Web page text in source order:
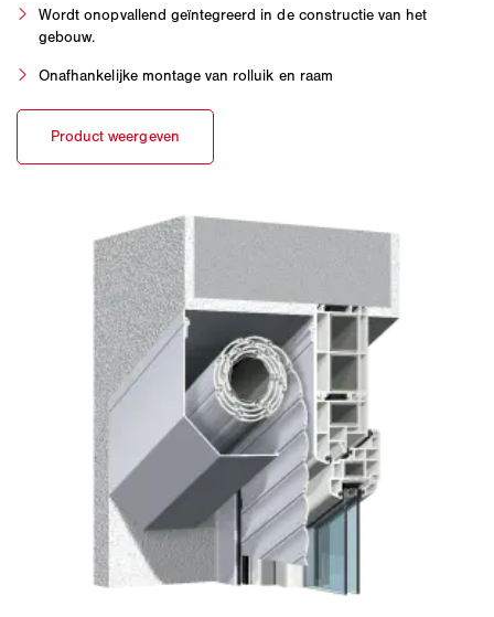
Wordt onopvallend geïntegreerd in de constructie van het
gebouw.
Onafhankelijke montage van rolluik en raam